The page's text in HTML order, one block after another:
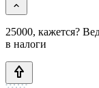
25000, кажется?
в налоги